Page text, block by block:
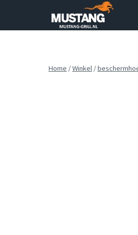
inhoud
Home /Winkel /